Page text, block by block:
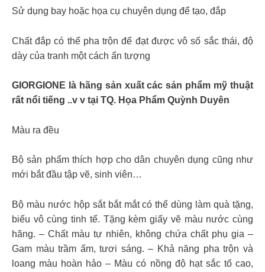
Sử dụng bay hoặc họa cụ chuyên dụng để tạo, đắp
Chất đắp có thể pha trộn để đạt được vô số sắc thái, độ
dày của tranh một cách ấn tượng
GIORGIONE là hãng sản xuất các sản phẩm mỹ thuật
rất nổi tiếng ..v v tại TQ. Họa Phẩm Quỳnh Duyên
Màu ra đều
Bộ sản phẩm thích hợp cho dân chuyên dụng cũng như
mới bắt đầu tập vẽ, sinh viên…
Bộ màu nước hộp sắt bắt mắt có thể dùng làm quà tặng,
biếu vô cùng tinh tế. Tặng kèm giấy vẽ màu nước cùng
hãng. – Chất màu tự nhiên, không chứa chất phụ gia –
Gam màu trầm ấm, tươi sáng. – Khả năng pha trộn và
loang màu hoàn hảo – Màu có nồng độ hạt sắc tố cao,